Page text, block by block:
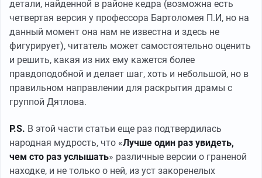
детали, найденной в районе кедра (возможна есть
четвертая версия у профессора Бартоломея П.И, но на
данный момент она нам не известна и здесь не
фигурирует), читатель может самостоятельно оценить
и решить, какая из них ему кажется более
правдоподобной и делает шаг, хоть и небольшой, но в
правильном направлении для раскрытия драмы с
группой Дятлова.
P.S. В этой части статьи еще раз подтвердилась
народная мудрость, что «Лучше один раз увидеть,
чем сто раз услышать» различные версии о граненой
находке, и не только о ней, из уст закоренелых